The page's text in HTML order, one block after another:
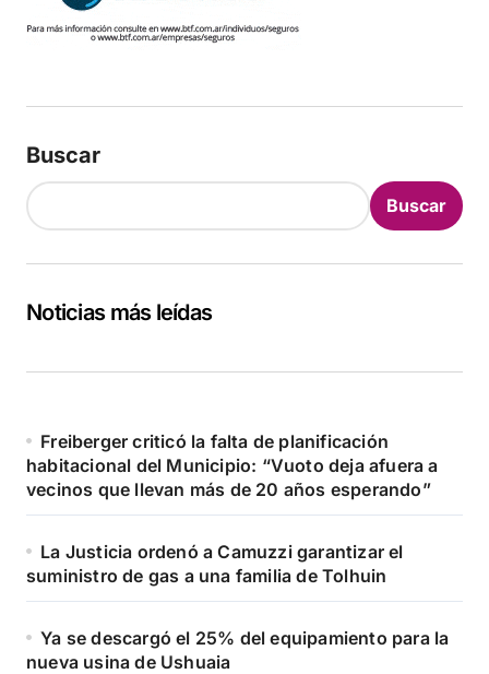
Buscar
Buscar
Noticias más leídas
Freiberger criticó la falta de planificación
habitacional del Municipio: “Vuoto deja afuera a
vecinos que llevan más de 20 años esperando”
La Justicia ordenó a Camuzzi garantizar el
suministro de gas a una familia de Tolhuin
Ya se descargó el 25% del equipamiento para la
nueva usina de Ushuaia